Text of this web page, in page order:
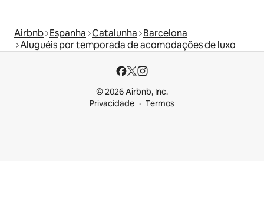
Airbnb Espanha Catalunha Barcelona
Aluguéis por temporada de acomodações de luxo
© 2026 Airbnb, Inc.
Privacidade
Termos